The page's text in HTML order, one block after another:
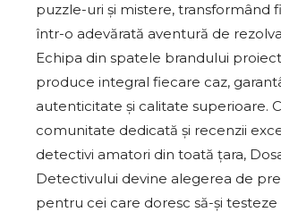
puzzle-uri și mistere, transformând
într-o adevărată aventură de
Echipa din spatele brandului
produce integral fiecare caz,
autenticitate și calitate superioare.
comunitate dedicată și recenzii
detectivi amatori din toată țara,
Detectivului devine alegerea de
pentru cei care doresc să-și